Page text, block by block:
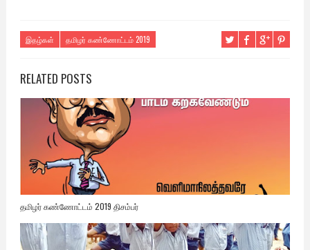
இதழ்கள் தமிழர் கண்ணோட்டம் 2019
RELATED POSTS
தமிழர் கண்ணோட்டம் 2019 திசம்பர்